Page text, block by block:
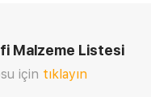
Malzeme Listesi
için tıklayın